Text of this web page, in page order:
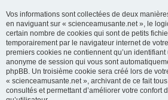
Vos informations sont collectées de deux
en naviguant sur « scienceamusante.net », le
certain nombre de cookies qui sont de petits
temporairement par le navigateur internet de
premiers cookies ne contiennent qu’un
anonyme de session qui vous sont
phpBB. Un troisième cookie sera créé lors de
« scienceamusante.net », archivant de ce fait
consultés et permettant d’améliorer votre confort